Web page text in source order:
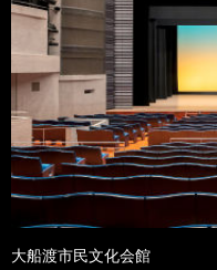
大船渡市民文化会館